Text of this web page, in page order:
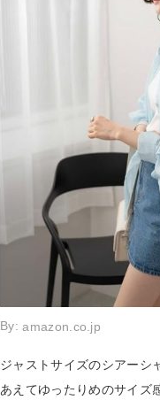
By:amazon.co.jp
ジャストサイズのシアーシ
あえてゆったりめのサイズ